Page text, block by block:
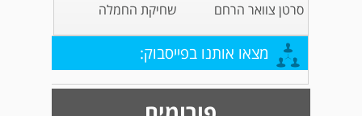
סרטן צוואר הרחם
שחיקת החמלה
מצאו אותנו בפייסבוק: